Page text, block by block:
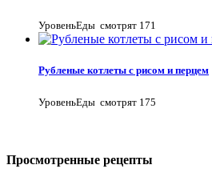
УровеньЕды смотрят 171
Рубленые котлеты с рисом и перцем
УровеньЕды смотрят 175
Просмотренные рецепты